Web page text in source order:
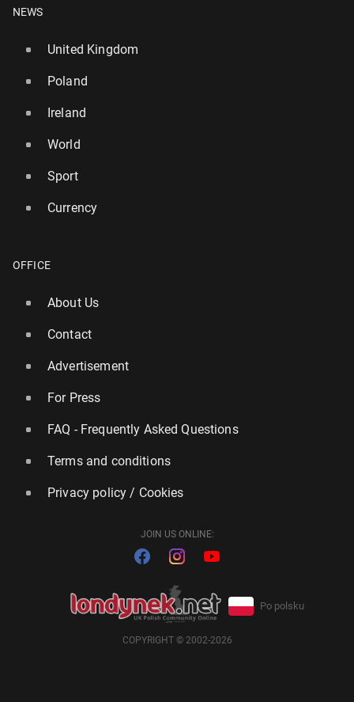
NEWS
United Kingdom
Poland
Ireland
World
Sport
Currency
OFFICE
About Us
Contact
Advertisement
For Press
FAQ - Frequently Asked Questions
Terms and conditions
Privacy policy / Cookies
JOIN US ONLINE:
Po polsku
COPYRIGHT © 2002-2026